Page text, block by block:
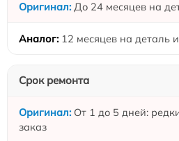
До 24 месяцев на
12 месяцев на деталь
Срок ремонта
От 1 до 5 дней:
заказ